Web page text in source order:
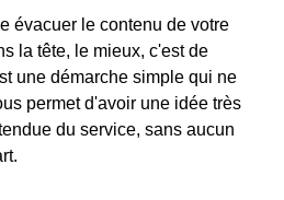
évacuer le contenu de votre
la tête, le mieux, c'est de
une démarche simple qui ne
permet d'avoir une idée très
du service, sans aucun